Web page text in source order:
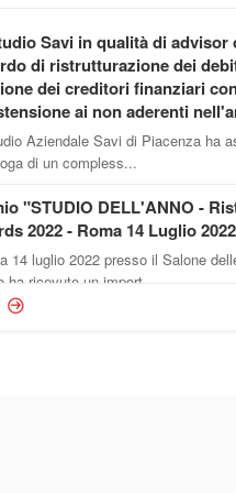
Savi in qualità di
di ristrutturazione dei
dei creditori finanziari
ai non aderenti
Aziendale Savi di Piacenza ha
di un compless...
"STUDIO DELL'ANNO -
2022 - Roma 14 Luglio 2022
14 luglio 2022 presso il Salone
ha ricevuto un import...